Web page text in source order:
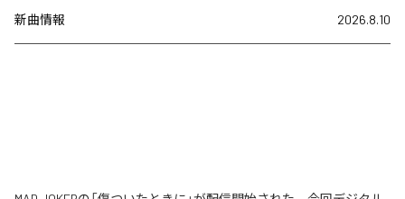
新曲情報 2026.8.10